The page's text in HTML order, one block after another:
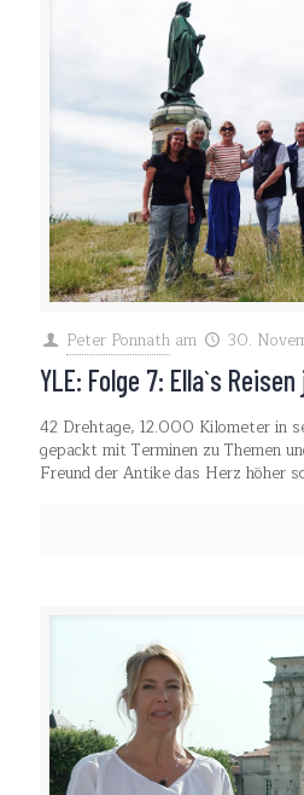
Peter Ponnath am 30.
YLE: Folge 7: Ella`s
42 Drehtage, 12.000 Kilometer in
gepackt mit Terminen zu Themen
Freund der Antike das Herz höher